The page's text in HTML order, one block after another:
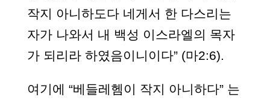
작지 아니하도다 네게서 한 다스리는
자가 나와서 내 백성 이스라엘의 목자
가 되리라 하였음이니이다” (마2:6).
여기에 “베들레헴이 작지 아니하다” 는